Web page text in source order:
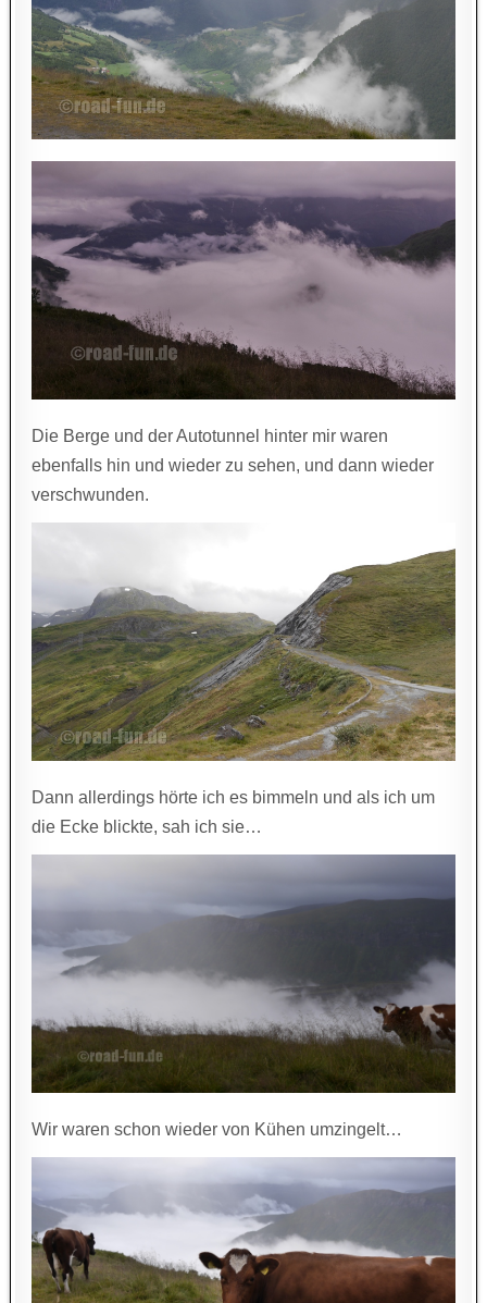
Die Berge und der Autotunnel hinter mir waren
ebenfalls hin und wieder zu sehen, und dann wieder
verschwunden.
Dann allerdings hörte ich es bimmeln und als ich um
die Ecke blickte, sah ich sie…
Wir waren schon wieder von Kühen umzingelt…